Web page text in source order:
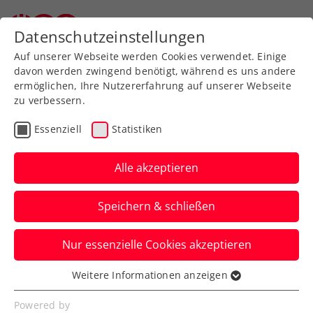
Zurück zur Newsübersicht
Turniere
ATP Astana: Ofner
gewinnt ÖTV-Duell im
Viertelfinale gegen Thiem
Jurij Rodionov verpasst in Kasachstans
Hauptstadt indes unglücklich den Sprung
ins Halbfinale.
Verfasst von: Manuel Wachta, 01.10.2023
Datenschutzeinstellungen
Auf unserer Webseite werden Cookies verwendet. Einige
davon werden zwingend benötigt, während es uns andere
ermöglichen, Ihre Nutzererfahrung auf unserer Webseite
zu verbessern.
Essenziell Statistiken
Alle akzeptieren
Speichern & schließen
Nur essenzielle Cookies akzeptieren
Essenziell
Essenzielle Cookies werden für grundlegende
Weitere Informationen anzeigen
Powered by